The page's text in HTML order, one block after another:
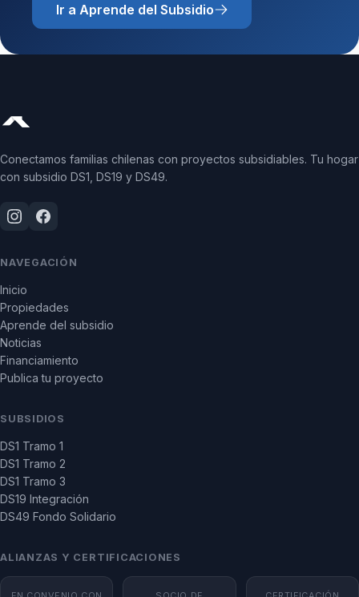
Ir a Aprende del Subsidio
Conectamos familias chilenas con proyectos subsidiables. Tu hogar
con subsidio DS1, DS19 y DS49.
NAVEGACIÓN
Inicio
Propiedades
Aprende del subsidio
Noticias
Financiamiento
Publica tu proyecto
SUBSIDIOS
DS1 Tramo 1
DS1 Tramo 2
DS1 Tramo 3
DS19 Integración
DS49 Fondo Solidario
ALIANZAS Y CERTIFICACIONES